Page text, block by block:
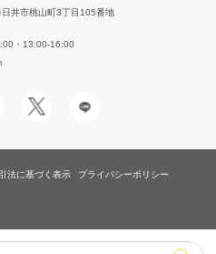
井市桃山町3丁目105番地
・13:00-16:00
法に基づく表示 プライバシーポリシー